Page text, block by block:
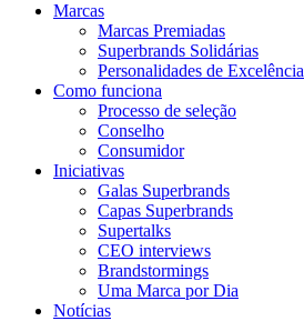
Marcas
Marcas Premiadas
Superbrands Solidárias
Personalidades de Excelência
Como funciona
Processo de seleção
Conselho
Consumidor
Iniciativas
Galas Superbrands
Capas Superbrands
Supertalks
CEO interviews
Brandstormings
Uma Marca por Dia
Notícias